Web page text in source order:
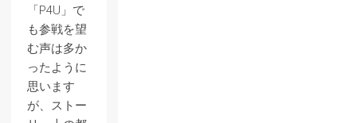
「P4U」で
も参戦を望
む声は多か
ったように
思います
が、ストー